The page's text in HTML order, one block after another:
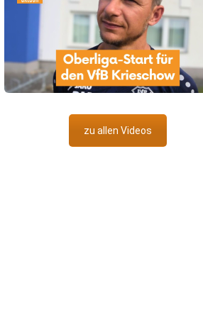
zu allen Videos